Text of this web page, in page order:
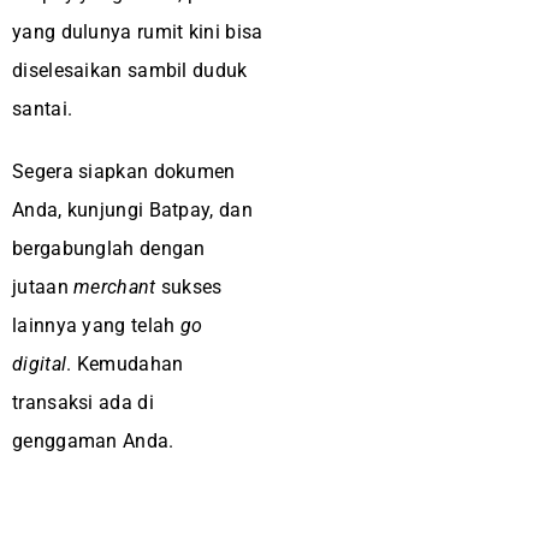
yang dulunya rumit kini bisa
diselesaikan sambil duduk
santai.
Segera siapkan dokumen
Anda, kunjungi Batpay, dan
bergabunglah dengan
jutaanmerchant sukses
lainnya yang telah go
digital. Kemudahan
transaksi ada di
genggaman Anda.